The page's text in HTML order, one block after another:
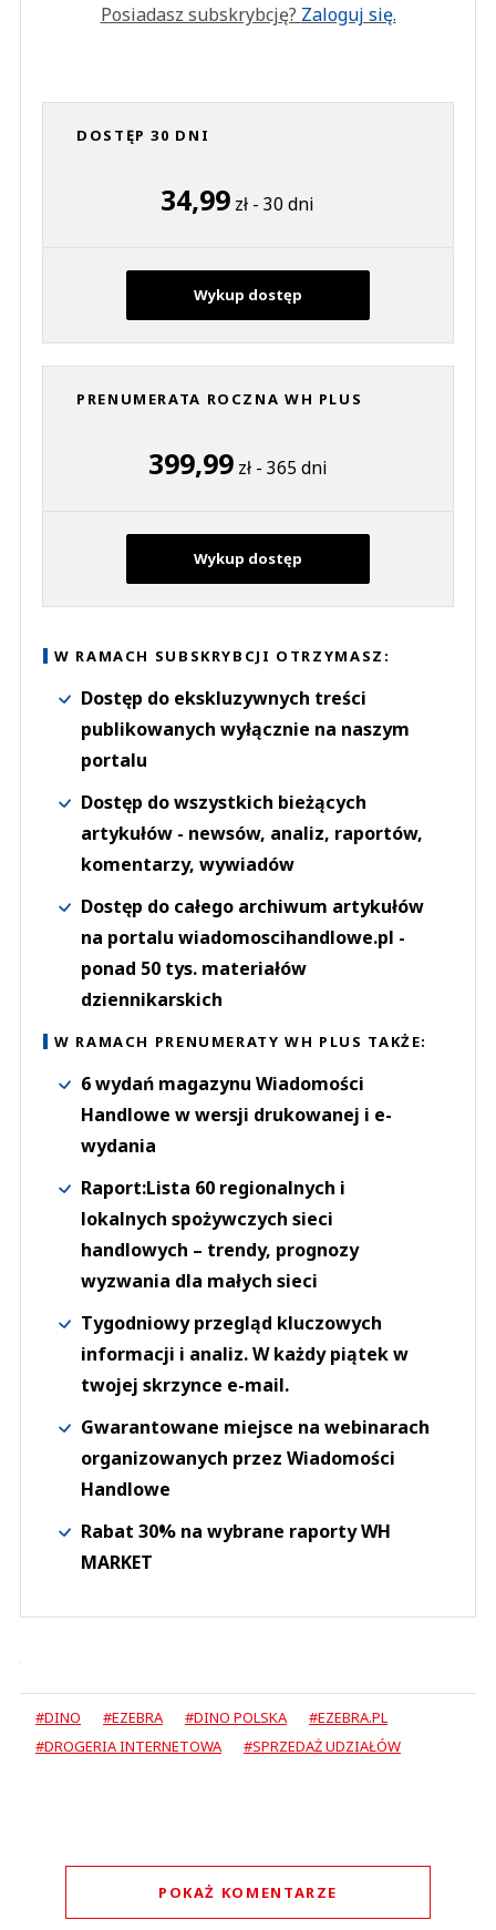
Posiadasz subskrybcję? Zaloguj się.
DOSTĘP 30 DNI
34,99 zł - 30 dni
Wykup dostęp
PRENUMERATA ROCZNA WH PLUS
399,99zł - 365 dni
Wykup dostęp
W RAMACH SUBSKRYBCJI OTRZYMASZ:
Dostęp do ekskluzywnych treści
publikowanych wyłącznie na naszym
portalu
Dostęp do wszystkich bieżących
artykułów - newsów, analiz, raportów,
komentarzy, wywiadów
Dostęp do całego archiwum artykułów
na portalu wiadomoscihandlowe.pl -
ponad 50 tys. materiałów
dziennikarskich
W RAMACH PRENUMERATY WH PLUS TAKŻE:
6 wydań magazynu Wiadomości
Handlowe w wersji drukowanej i e-
wydania
Raport:Lista 60 regionalnych i
lokalnych spożywczych sieci
handlowych – trendy, prognozy
wyzwania dla małych sieci
Tygodniowy przegląd kluczowych
informacji i analiz. W każdy piątek w
twojej skrzynce e-mail.
Gwarantowane miejsce na webinarach
organizowanych przez Wiadomości
Handlowe
Rabat 30% na wybrane raporty WH
MARKET
#DINO #EZEBRA #DINO POLSKA
#EZEBRA.PL
#DROGERIA INTERNETOWA
#SPRZEDAŻ UDZIAŁÓW
POKAŻ KOMENTARZE